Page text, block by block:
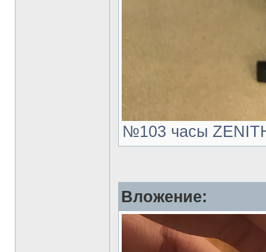
№103 часы
Вложение: